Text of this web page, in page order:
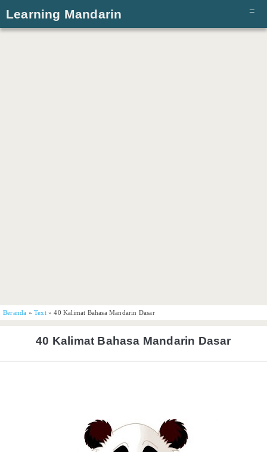
Learning Mandarin
Beranda »Text»40 Kalimat Bahasa Mandarin Dasar
40 Kalimat Bahasa Mandarin Dasar